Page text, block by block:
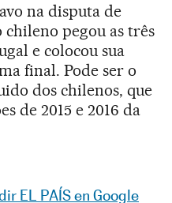
na disputa de
pegou as três
e colocou sua
final. Pode ser o
dos chilenos, que
de 2015 e 2016 da
EL PAÍS en Google